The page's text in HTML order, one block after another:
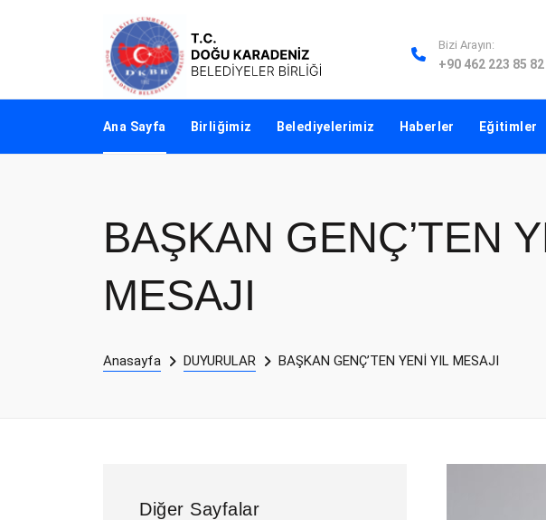
Bizi Arayın:
+90 462 223 85 82
Ana Sayfa Birliğimiz Belediyelerimiz Haberler Eğitimler
BAŞKAN GENÇ’TEN
MESAJI
Anasayfa DUYURULAR BAŞKAN GENÇ’TEN YENİ YIL MESAJI
Diğer Sayfalar